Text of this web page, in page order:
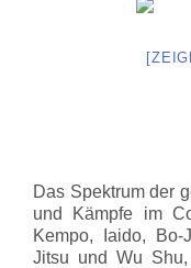
Das Spektrum der
und Kämpfe im
Kempo, Iaido, Bo-
Jitsu und Wu